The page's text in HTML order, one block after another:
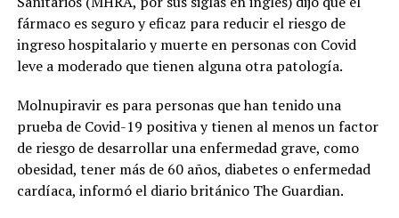
fármaco es seguro y eficaz para reducir el riesgo de
ingreso hospitalario y muerte en personas con Covid
leve a moderado que tienen alguna otra patología.
Molnupiravir es para personas que han tenido una
prueba de Covid-19 positiva y tienen al menos un factor
de riesgo de desarrollar una enfermedad grave, como
obesidad, tener más de 60 años, diabetes o enfermedad
cardíaca, informó el diario británico The Guardian.